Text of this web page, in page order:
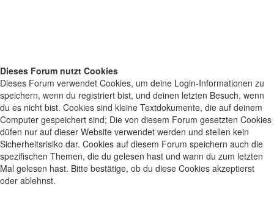
Dieses Forum nutzt Cookies
Dieses Forum verwendet Cookies, um deine Login-Informationen zu
speichern, wenn du registriert bist, und deinen letzten Besuch, wenn
du es nicht bist. Cookies sind kleine Textdokumente, die auf deinem
Computer gespeichert sind; Die von diesem Forum gesetzten Cookies
düfen nur auf dieser Website verwendet werden und stellen kein
Sicherheitsrisiko dar. Cookies auf diesem Forum speichern auch die
spezifischen Themen, die du gelesen hast und wann du zum letzten
Mal gelesen hast. Bitte bestätige, ob du diese Cookies akzeptierst
oder ablehnst.